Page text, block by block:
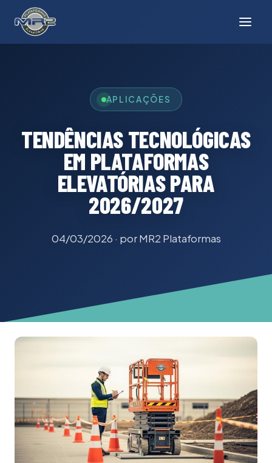
APLICAÇÕES
TENDÊNCIAS TECNOLÓGICAS
EM PLATAFORMAS
ELEVATÓRIAS PARA
2026/2027
04/03/2026 · por MR2 Plataformas